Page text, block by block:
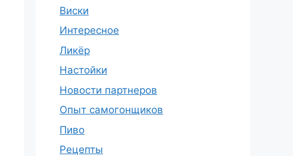
Виски
Интересное
Ликёр
Настойки
Новости партнеров
Опыт самогонщиков
Пиво
Рецепты